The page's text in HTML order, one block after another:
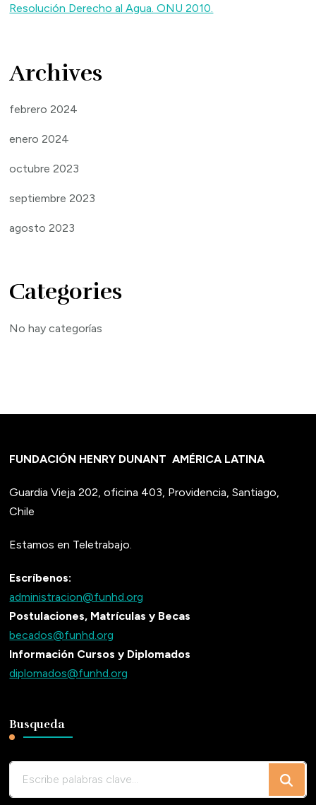
Resolución Derecho al Agua. ONU 2010.
Archives
febrero 2024
enero 2024
octubre 2023
septiembre 2023
agosto 2023
Categories
No hay categorías
FUNDACIÓN HENRY DUNANTAMÉRICA LATINA
Guardia Vieja 202, oficina 403, Providencia, Santiago,
Chile
Estamos en Teletrabajo.
Escríbenos:
administracion@funhd.org
Postulaciones, Matrículas y Becas
becados@funhd.org
Información Cursos y Diplomados
diplomados@funhd.org
Busqueda